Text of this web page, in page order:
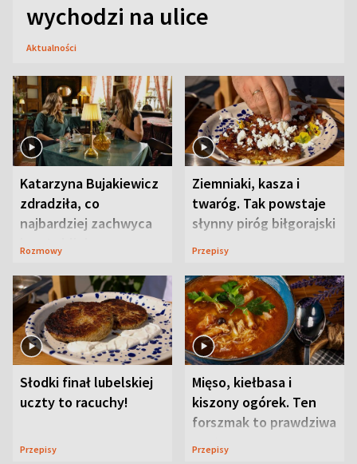
wychodzi na ulice
Aktualności
Katarzyna Bujakiewicz
zdradziła, co
najbardziej zachwyca
ją w Lublinie
Rozmowy
Ziemniaki, kasza i
twaróg. Tak powstaje
słynny piróg biłgorajski
Przepisy
Słodki finał lubelskiej
uczty to racuchy!
Przepisy
Mięso, kiełbasa i
kiszony ogórek. Ten
forszmak to prawdziwa
uczta
Przepisy